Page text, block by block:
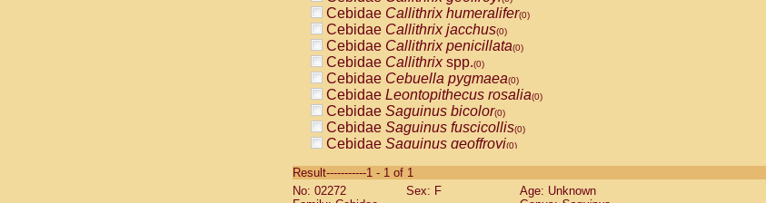
Cebidae Callithrix humeralifer(0)
Cebidae Callithrix jacchus(0)
Cebidae Callithrix penicillata(0)
Cebidae Callithrixspp.(0)
Cebidae Cebuella pygmaea(0)
Cebidae Leontopithecus rosalia(0)
Cebidae Saguinus bicolor(0)
Cebidae Saguinus fuscicollis(0)
Cebidae Saguinus geoffroyi(0)
CebidaeSaguinus labiatus(0)
Cebidae Saguinus leucopus (0)
Result-----------1 - 1 of 1
No: 02272
Sex: F
Age: Unknown